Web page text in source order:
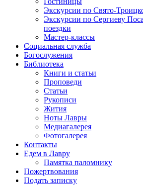
Экскурсии по Свято-
Экскурсии по Сергиеву
поездки
Мастер-классы
Социальная служба
Богослужения
Библиотека
Книги и статьи
Проповеди
Статьи
Рукописи
Жития
Ноты Лавры
Медиагалерея
Фотогалерея
Контакты
Едем в Лавру
Памятка паломнику
Пожертвования
Подать записку